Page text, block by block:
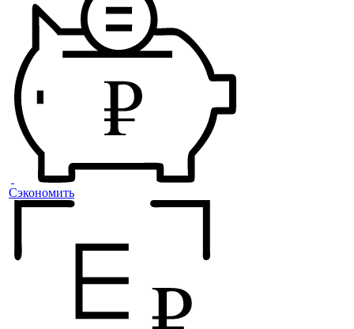
Сэкономить